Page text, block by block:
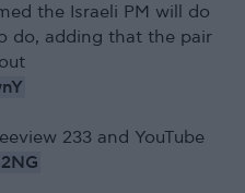
the Israeli PM will do
do, adding that the pair
233 and YouTube